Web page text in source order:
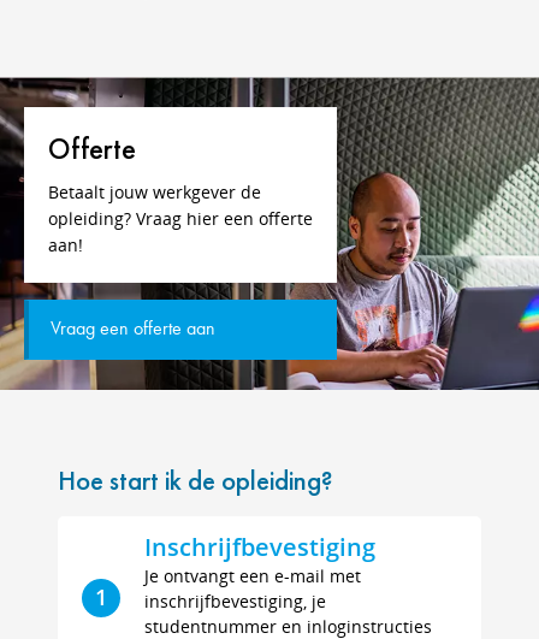
Offerte
Betaalt jouw werkgever de
opleiding? Vraag hier een offerte
aan!
Vraag een offerte aan
Hoe start ik de opleiding?
1
Inschrijfbevestiging
Je ontvangt een e-mail met
inschrijfbevestiging, je
studentnummer en inloginstructies